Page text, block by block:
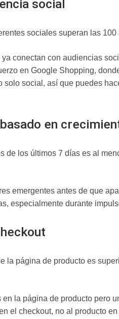
social
sociales superan las
conectan con audiencias
en Google Shopping,
solo social, así que puedes
en
de los últimos 7 días es al
emergentes antes de que
especialmente durante
la página de producto es
en la página de producto pero
el checkout, no al producto